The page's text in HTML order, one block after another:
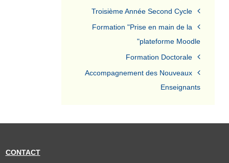
Troisième Année Second Cycle
Formation "Prise en main de la
plateforme Moodle"
Formation Doctorale
Accompagnement des Nouveaux
Enseignants
CONTACT